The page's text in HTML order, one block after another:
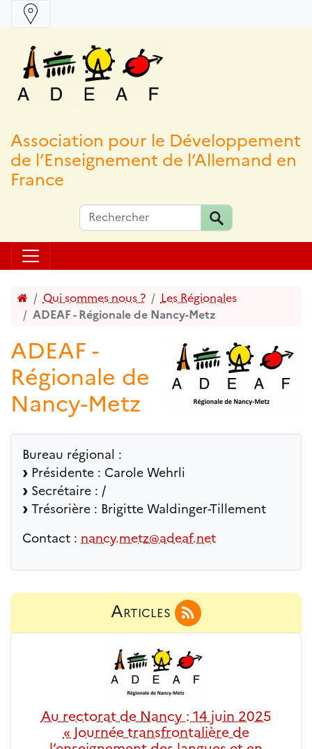
Association pour le Développement
de l’Enseignement de l’Allemand en
France
Accueil
Qui sommes nous ?
Les Régionales
ADEAF - Régionale de Nancy-Metz
ADEAF -
Régionale de
Nancy-Metz
Bureau régional :
Présidente : Carole Wehrli
Secrétaire : /
Trésorière : Brigitte Waldinger-Tillement
Contact : nancy.metz@adeaf.net
Articles
Au rectorat de Nancy : 14 juin 2025
« Journée transfrontalière de